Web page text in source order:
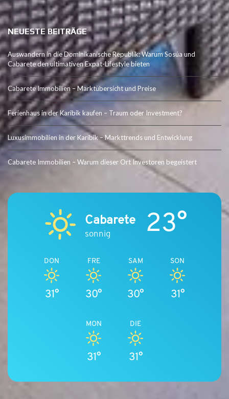
NEUESTE BEITRÄGE
Auswandern in die Dominikanische Republik: Warum Sosúa und
Cabarete den ultimativen Expat-Lifestyle bieten
Cabarete Immobilien – Marktübersicht und Preise
Ferienhaus in der Karibik kaufen – Traum oder Investment?
Luxusimmobilien in der Karibik – Markttrends und Entwicklung
Cabarete Immobilien – Warum dieser Ort Investoren begeistert
Cabarete
sonnig 23°
DON
31°
FRE
30°
SAM
30°
SON
31°
MON
31°
DIE
31°